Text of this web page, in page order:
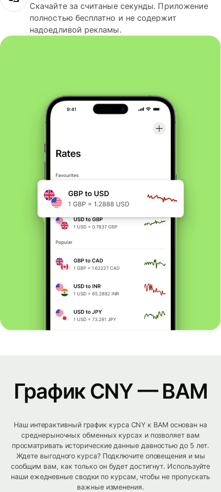
Скачайте за считаные секунды. Приложение
полностью бесплатно и не содержит
надоедливой рекламы.
График CNY — BAM
Наш интерактивный график курса CNY к BAM основан на
среднерыночных обменных курсах и позволяет вам
просматривать исторические данные давностью до 5 лет.
Ждете выгодного курса? Подключите оповещения и мы
сообщим вам, как только он будет достигнут. Используйте
наши ежедневные сводки по курсам, чтобы не пропускать
важные изменения.